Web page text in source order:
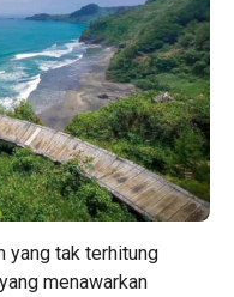
yang tak terhitung
menawarkan